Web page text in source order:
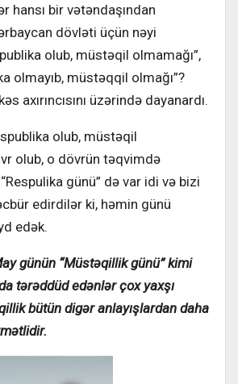
hansı bir vətəndaşından
dövləti üçün nəyi
olub, müstəqil olmamağı”,
olmayıb, müstəqqil olmağı”?
axırıncısını üzərində dayanardı.
olub, müstəqil
olub, o dövrün təqvimdə
günü” də var idi və bizi
edirdilər ki, həmin günü
edək.
günün “Müstəqillik günü” kimi
tərəddüd edənlər çox yaxşı
bütün digər anlayışlardan daha